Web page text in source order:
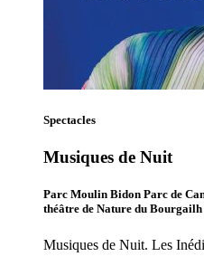
Spectacles
Musiques de Nuit
Parc Moulin Bidon Parc de
théâtre de Nature du
Musiques de Nuit. Les